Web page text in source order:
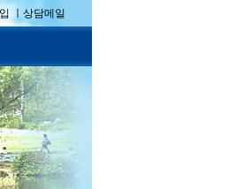
ㅣ 상담메일